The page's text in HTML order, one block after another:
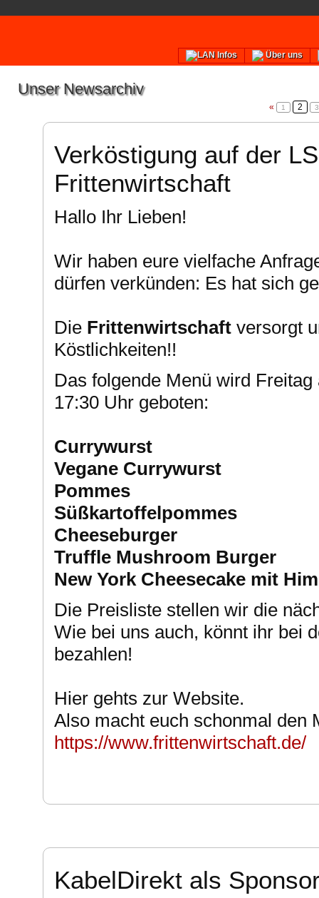
LAN Infos Über uns
Unser Newsarchiv
« 1 2 3
Verköstigung auf der
Frittenwirtschaft
Hallo Ihr Lieben!
Wir haben eure vielfache
dürfen verkünden: Es hat sich
Die Frittenwirtschaft versorgt
Köstlichkeiten!!
Das folgende Menü wird
17:30 Uhr geboten:
Currywurst
Vegane Currywurst
Pommes
Süßkartoffelpommes
Cheeseburger
Truffle Mushroom Burger
New York Cheesecake mit
Die Preisliste stellen wir die
Wie bei uns auch, könnt ihr bei
bezahlen!
Hier gehts zur Website.
Also macht euch schonmal den
https://www.frittenwirtschaft.de/
KabelDirekt als